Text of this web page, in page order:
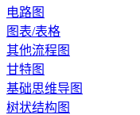
电路图
图表/表格
其他流程图
甘特图
基础思维导图
树状结构图